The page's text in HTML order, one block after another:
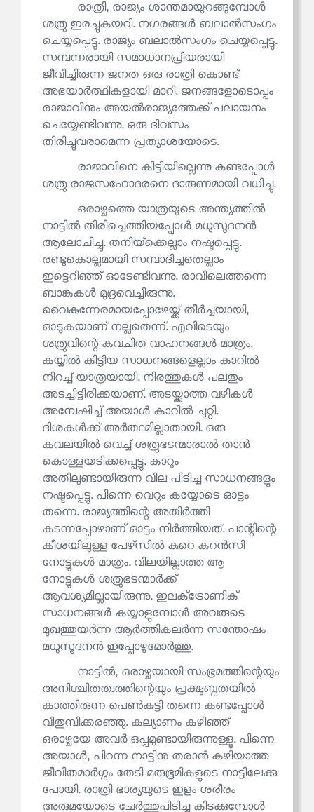
രാത്രി, രാജ്യം ശാന്തമായുറങ്ങുമ്പോൾ
ശത്രു ഇരച്ചുകയറി. നഗരങ്ങൾ ബലാൽസംഗം
ചെയ്യപ്പെട്ടു. രാജ്യം ബലാൽസംഗം ചെയ്യപ്പെട്ടു.
സമ്പന്നരായി സമാധാനപ്രിയരായി
ജീവിച്ചിരുന്ന ജനത ഒരു രാത്രി കൊണ്ട്
അഭയാർത്ഥികളായി മാറി. ജനങ്ങളോടൊപ്പം
രാജാവിനും അയൽരാജ്യത്തേക്ക് പലായനം
ചെയ്യേണ്ടിവന്നു. ഒരു ദിവസം
തിരിച്ചുവരാമെന്ന പ്രത്യാശയോടെ.
രാജാവിനെ കിട്ടിയില്ലെന്നു കണ്ടപ്പോൾ
ശത്രു രാജസഹോദരനെ ദാരുണമായി വധിച്ചു.
ഒരാഴ്ചത്തെ യാത്രയുടെ അന്ത്യത്തിൽ
നാട്ടിൽ തിരിച്ചെത്തിയപ്പോൾ മധുസൂദനൻ
ആലോചിച്ചു. തനിയ്‌ക്കെല്ലാം നഷ്ടപ്പെട്ടു.
രണ്ടുകൊല്ലമായി സമ്പാദിച്ചതെല്ലാം
ഇട്ടെറിഞ്ഞ് ഓടേണ്ടിവന്നു. രാവിലെത്തന്നെ
ബാങ്കുകൾ മുദ്രവെച്ചിരുന്നു.
വൈകുന്നേരമായപ്പോഴേയ്ക്ക് തീർച്ചയായി,
ഓടുകയാണ് നല്ലതെന്ന്. എവിടെയും
ശത്രുവിന്റെ കവചിത വാഹനങ്ങൾ മാത്രം.
കയ്യിൽ കിട്ടിയ സാധനങ്ങളെല്ലാം കാറിൽ
നിറച്ച് യാത്രയായി. നിരത്തുകൾ പലതും
അടച്ചിട്ടിരിക്കയാണ്. അടയ്ക്കാത്ത വഴികൾ
അന്വേഷിച്ച് അയാൾ കാറിൽ ചുറ്റി.
ദിശകൾക്ക് അർത്ഥമില്ലാതായി. ഒരു
കവലയിൽ വെച്ച് ശത്രുഭടന്മാരാൽ താൻ
കൊള്ളയടിക്കപ്പെട്ടു. കാറും
അതിലുണ്ടായിരുന്ന വില പിടിച്ച സാധനങ്ങളും
നഷ്ടപ്പെട്ടു. പിന്നെ വെറും കയ്യോടെ ഓട്ടം
തന്നെ. രാജ്യത്തിന്റെ അതിർത്തി
കടന്നപ്പോഴാണ് ഓട്ടം നിർത്തിയത്. പാന്റിന്റെ
കീശയിലുള്ള പേഴ്‌സിൽ കുറെ കറൻസി
നോട്ടുകൾ മാത്രം. വിലയില്ലാത്ത ആ
നോട്ടുകൾ ശത്രുഭടന്മാർക്ക്
ആവശ്യമില്ലായിരുന്നു. ഇലക്‌ട്രോണിക്
സാധനങ്ങൾ കയ്യാളുമ്പോൾ അവരുടെ
മുഖത്തുയർന്ന ആർത്തികലർന്ന സന്തോഷം
മധുസൂദനൻ ഇപ്പോഴുമോർത്തു.
നാട്ടിൽ, ഒരാഴ്ചയായി സംഭ്രമത്തിന്റെയും
അനിശ്ചിതത്വത്തിന്റെയും പ്രക്ഷുബ്ധതയിൽ
കാത്തിരുന്ന പെൺകുട്ടി തന്നെ കണ്ടപ്പോൾ
വിതുമ്പിക്കരഞ്ഞു. കല്യാണം കഴിഞ്ഞ്
ഒരാഴ്ചയേ അവർ ഒപ്പമുണ്ടായിരുന്നുള്ളൂ. പിന്നെ
അയാൾ, പിറന്ന നാട്ടിനു തരാൻ കഴിയാത്ത
ജീവിതമാർഗ്ഗം തേടി മരുഭൂമികളുടെ നാട്ടിലേക്കു
പോയി. രാത്രി ഭാര്യയുടെ ഇളം ശരീരം
അരുമയോടെ ചേർത്തുപിടിച്ചു കിടക്കുമ്പോൾ